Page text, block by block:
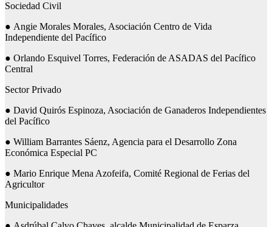
Sociedad Civil
● Angie Morales Morales, Asociación Centro de Vida
Independiente del Pacífico
● Orlando Esquivel Torres, Federación de ASADAS del Pacífico
Central
Sector Privado
● David Quirós Espinoza, Asociación de Ganaderos Independientes
del Pacífico
● William Barrantes Sáenz, Agencia para el Desarrollo Zona
Económica Especial PC
● Mario Enrique Mena Azofeifa, Comité Regional de Ferias del
Agricultor
Municipalidades